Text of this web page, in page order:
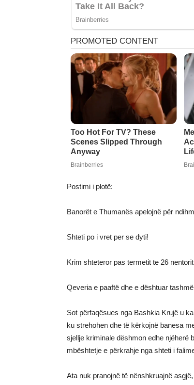
Postimi i plotë:
Banorët e Thumanës apelojnë për
Shteti po i vret per se dyti!
Krim shteteror pas termetit te 26
Qeveria e paaftë dhe e dështuar
Sot përfaqësues nga Bashkia Krujë u
ku strehohen dhe të kërkojnë banesa
sjellje kriminale dëshmon edhe njëherë
mbështetje e përkrahje nga shteti i
Ata nuk pranojnë të nënshkruajnë